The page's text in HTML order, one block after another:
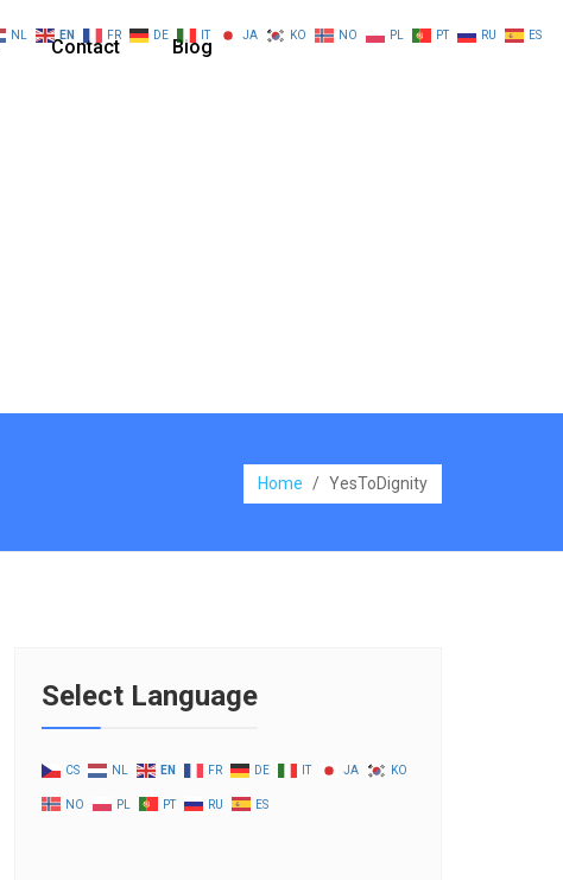
Contact Blog
Home / YesToDignity
Select Language
CS NL EN FR DE IT JA KO
NO PL PT RU ES
NL EN FR DE IT JA KO NO PL PT RU ES